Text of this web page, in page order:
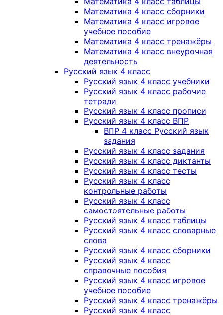
Математика 4 класс сборники
Математика 4 класс игровое
учебное пособие
Математика 4 класс тренажёры
Математика 4 класс внеурочная
деятельность
Русский язык 4 класс
Русский язык 4 класс учебники
Русский язык 4 класс рабочие
тетради
Русский язык 4 класс прописи
Русский язык 4 класс ВПР
ВПР 4 класс Русский язык
задания
Русский язык 4 класс задания
Русский язык 4 класс диктанты
Русский язык 4 класс тесты
Русский язык 4 класс
контрольные работы
Русский язык 4 класс
самостоятельные работы
Русский язык 4 класс таблицы
Русский язык 4 класс словарные
слова
Русский язык 4 класс сборники
Русский язык 4 класс
справочные пособия
Русский язык 4 класс игровое
учебное пособие
Русский язык 4 класс тренажёры
Русский язык 4 класс